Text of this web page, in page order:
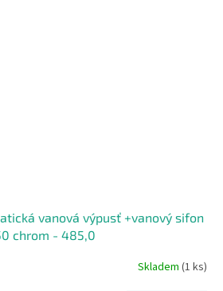
vanová výpusť +vanový sifon
chrom - 485,0
Skladem (1 ks)